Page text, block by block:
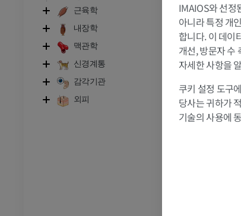
근육학
내장학
맥관학
신경계통
감각기관
외피
머리 및 목
소
황소와 암소 - 일반 해
IMAIOS와 선정
아니라 특정 개
합니다. 이 데이
개선, 방문자 수
자세한 사항을
쿠키 설정 도구
당사는 귀하가
기술의 사용에